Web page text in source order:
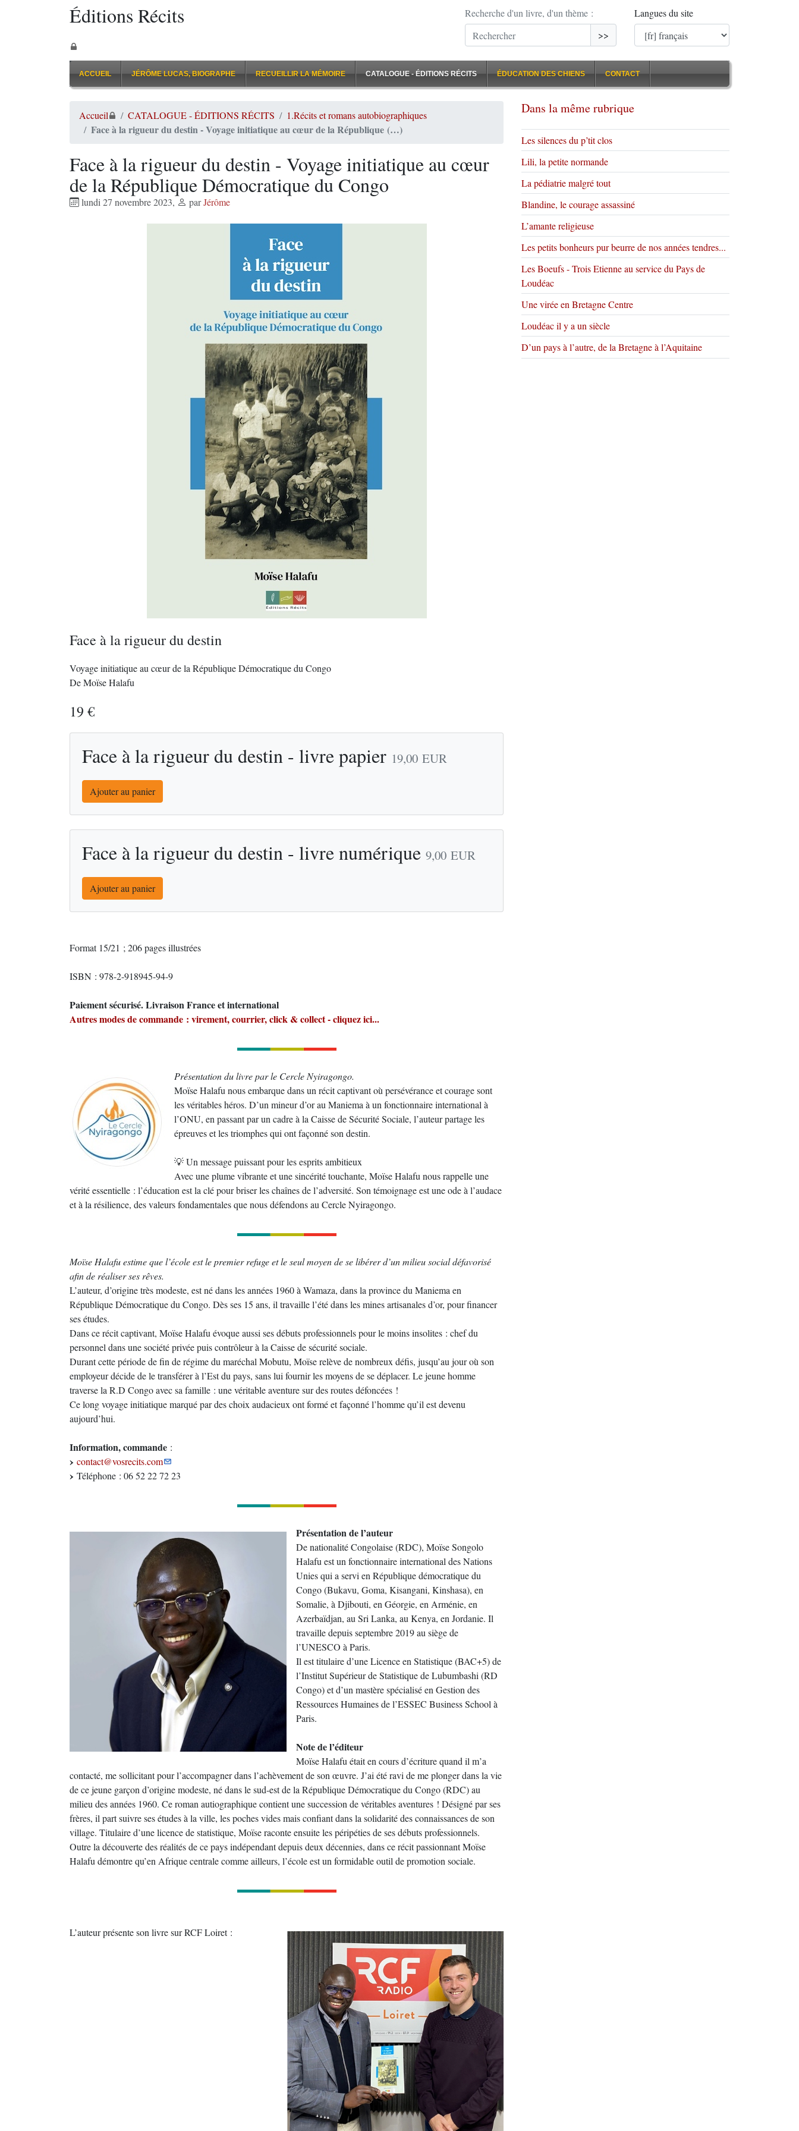
Éditions Récits
Recherche d'un livre, d'un thème :
>>
Langues du site
ACCUEIL JÉRÔME LUCAS, BIOGRAPHE RECUEILLIR LA MÉMOIRE CATALOGUE - ÉDITIONS RÉCITS ÉDUCATION DES CHIENS CONTACT
Accueil CATALOGUE - ÉDITIONS RÉCITS 1.Récits et romans autobiographiques
Face à la rigueur du destin - Voyage initiatique au cœur de la République (…)
Face à la rigueur du destin - Voyage initiatique au cœur
de la République Démocratique du Congo
lundi 27 novembre 2023, parJérôme
Face à la rigueur du destin
Voyage initiatique au cœur de la République Démocratique du Congo
De Moïse Halafu
19 €
Face à la rigueur du destin - livre papier 19,00 EUR
Ajouter au panier
Face à la rigueur du destin - livre numérique 9,00 EUR
Ajouter au panier
Format 15/21 ; 206 pages illustrées
ISBN : 978-2-918945-94-9
Paiement sécurisé. Livraison France et international
Autres modes de commande : virement, courrier, click & collect - cliquez ici...
Présentation du livre par le Cercle Nyiragongo.
Moïse Halafu nous embarque dans un récit captivant où persévérance et courage sont
les véritables héros. D’un mineur d’or au Maniema à un fonctionnaire international à
l’ONU, en passant par un cadre à la Caisse de Sécurité Sociale, l’auteur partage les
épreuves et les triomphes qui ont façonné son destin.
💡 Un message puissant pour les esprits ambitieux
Avec une plume vibrante et une sincérité touchante, Moïse Halafu nous rappelle une
vérité essentielle : l’éducation est la clé pour briser les chaînes de l’adversité. Son témoignage est une ode à l’audace
et à la résilience, des valeurs fondamentales que nous défendons au Cercle Nyiragongo.
Moïse Halafu estime que l’école est le premier refuge et le seul moyen de se libérer d’un milieu social défavorisé
afin de réaliser ses rêves.
L’auteur, d’origine très modeste, est né dans les années 1960 à Wamaza, dans la province du Maniema en
République Démocratique du Congo. Dès ses 15 ans, il travaille l’été dans les mines artisanales d’or, pour financer
ses études.
Dans ce récit captivant, Moïse Halafu évoque aussi ses débuts professionnels pour le moins insolites : chef du
personnel dans une société privée puis contrôleur à la Caisse de sécurité sociale.
Durant cette période de fin de régime du maréchal Mobutu, Moïse relève de nombreux défis, jusqu’au jour où son
employeur décide de le transférer à l’Est du pays, sans lui fournir les moyens de se déplacer. Le jeune homme
traverse la R.D Congo avec sa famille : une véritable aventure sur des routes défoncées !
Ce long voyage initiatique marqué par des choix audacieux ont formé et façonné l’homme qu’il est devenu
aujourd’hui.
Information, commande :
contact@vosrecits.com
Téléphone : 06 52 22 72 23
Présentation de l’auteur
De nationalité Congolaise (RDC), Moïse Songolo
Halafu est un fonctionnaire international des Nations
Unies qui a servi en République démocratique du
Congo (Bukavu, Goma, Kisangani, Kinshasa), en
Somalie, à Djibouti, en Géorgie, en Arménie, en
Azerbaïdjan, au Sri Lanka, au Kenya, en Jordanie. Il
travaille depuis septembre 2019 au siège de
l’UNESCO à Paris.
Il est titulaire d’une Licence en Statistique (BAC+5) de
l’Institut Supérieur de Statistique de Lubumbashi (RD
Congo) et d’un mastère spécialisé en Gestion des
Ressources Humaines de l’ESSEC Business School à
Paris.
Note de l’éditeur
Moïse Halafu était en cours d’écriture quand il m’a
contacté, me sollicitant pour l’accompagner dans l’achèvement de son œuvre. J’ai été ravi de me plonger dans la vie
de ce jeune garçon d’origine modeste, né dans le sud-est de la République Démocratique du Congo (RDC) au
milieu des années 1960. Ce roman autiographique contient une succession de véritables aventures ! Désigné par ses
frères, il part suivre ses études à la ville, les poches vides mais confiant dans la solidarité des connaissances de son
village. Titulaire d’une licence de statistique, Moïse raconte ensuite les péripéties de ses débuts professionnels.
Outre la découverte des réalités de ce pays indépendant depuis deux décennies, dans ce récit passionnant Moïse
Halafu démontre qu’en Afrique centrale comme ailleurs, l’école est un formidable outil de promotion sociale.
L’auteur présente son livre sur RCF Loiret :
Dans la même rubrique
Les silences du p’tit clos
Lili, la petite normande
La pédiatrie malgré tout
Blandine, le courage assassiné
L’amante religieuse
Les petits bonheurs pur beurre de nos années tendres...
Les Boeufs - Trois Etienne au service du Pays de
Loudéac
Une virée en Bretagne Centre
Loudéac il y a un siècle
D’un pays à l’autre, de la Bretagne à l’Aquitaine